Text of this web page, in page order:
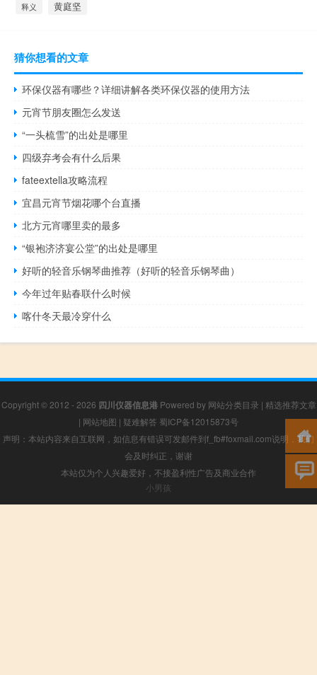
释义 黄庭坚
猜你想看的文章
环保仪器有哪些？详细讲解各类环保仪器的使用方法
元宵节朋友圈怎么发送
“一头梳雪”的出处是哪里
四级弃考会有什么后果
fateextella攻略流程
宜昌元宵节烟花哪个台直播
北方元宵哪里卖的最多
“银袍济济宴公堂”的出处是哪里
好听的轻音乐钢琴曲推荐（好听的轻音乐钢琴曲）
今年过年贴春联什么时候
喀什冬天最冷穿什么
Copyright © 2012 - 2026 四川仪器信息港Powered by 网站分类目录 | 精选推荐文章
| 网站地图 | 疑难解答 蜀ICP备12015873号
声明：本站内容来自互联网，如信息有错误可发邮件到f_fb#foxmail.com说明，我们
会及时纠正，谢谢
本站仅为个人兴趣爱好，不接盈利性广告及商业合作
小男孩